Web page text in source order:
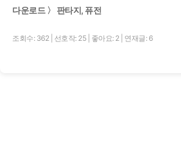
다운로드 〉 판타지, 퓨전
조회수: 362 선호작: 25 좋아요: 2 연재글: 6